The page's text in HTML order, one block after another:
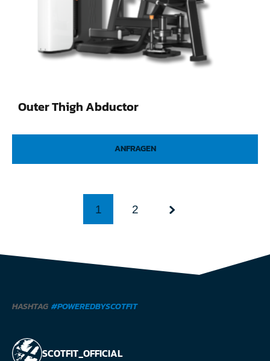
Outer Thigh Abductor
ANFRAGEN
1 2
HASHTAG #POWEREDBYSCOTFIT
SCOTFIT_OFFICIAL